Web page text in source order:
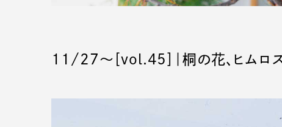
11/27〜［vol.45］｜桐の花、ヒムロ